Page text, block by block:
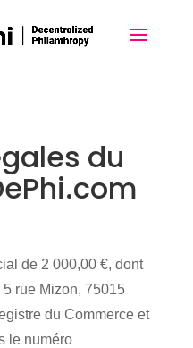
du
de 2 000,00 €, dont
rue Mizon, 75015
du Commerce et
le numéro